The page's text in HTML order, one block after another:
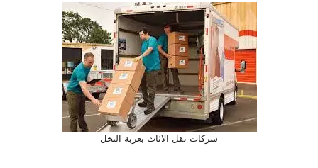
شركات نقل الاثاث بعزبة النخل